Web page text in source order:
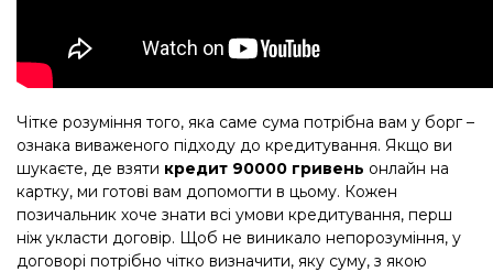
Чітке розуміння того, яка саме сума потрібна вам у борг –
ознака виваженого підходу до кредитування. Якщо ви
шукаєте, де взяти кредит 90000 гривень онлайн на
картку, ми готові вам допомогти в цьому. Кожен
позичальник хоче знати всі умови кредитування, перш
ніж укласти договір. Щоб не виникало непорозуміння, у
договорі потрібно чітко визначити, яку суму, з якою